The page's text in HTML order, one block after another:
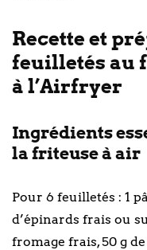
Recette et
feuilletés au
à l’Airfryer
Ingrédients
la friteuse à air
Pour 6 feuilletés : 1
d’épinards frais ou
fromage frais, 50 g